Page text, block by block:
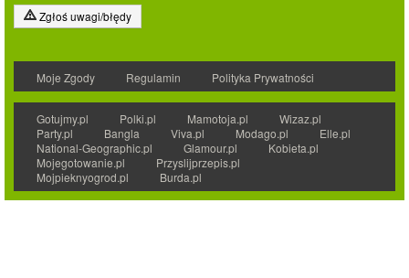
Zgłoś uwagi/błędy
Moje Zgody Regulamin Polityka Prywatności
Gotujmy.pl Polki.pl Mamotoja.pl
Wizaz.pl
Party.pl
Bangla Viva.pl Modago.pl
Elle.pl
National-Geographic.pl
Glamour.pl
Kobieta.pl
Mojegotowanie.pl
Przyslijprzepis.pl
Mojpieknyogrod.pl
Burda.pl